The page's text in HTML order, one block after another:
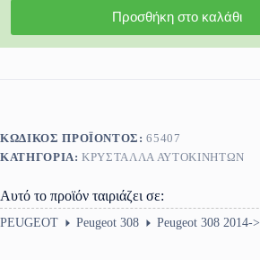
Προσθήκη στο καλάθι
ΚΩΔΙΚΌΣ ΠΡΟΪΌΝΤΟΣ:65407
ΚΑΤΗΓΟΡΊΑ:ΚΡΎΣΤΑΛΛΑ ΑΥΤΟΚΙΝΉΤΩΝ
Αυτό το προϊόν ταιριάζει σε:
PEUGEOT Peugeot 308 Peugeot 308 2014->